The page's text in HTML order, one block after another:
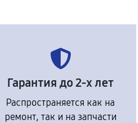
Гарантия до 2-х лет
Распространяется как на
ремонт, так и на запчасти